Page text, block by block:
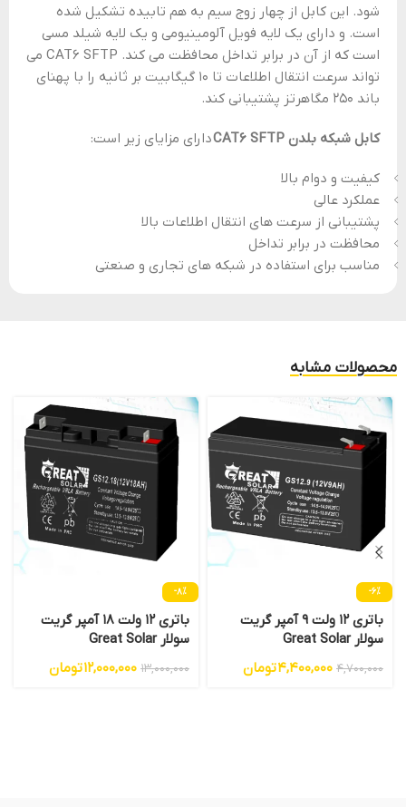
شود. این کابل از چهار زوج سیم به هم تابیده تشکیل شده
است. و دارای یک لایه فویل آلومینیومی و یک لایه شیلد مسی
است که از آن در برابر تداخل محافظت می کند. CAT6 SFTP می
تواند سرعت انتقال اطلاعات تا 10 گیگابیت بر ثانیه را با پهنای
باند 250 مگاهرتز پشتیبانی کند.
کابل شبکه بلدن CAT6 SFTP دارای مزایای زیر است:
کیفیت و دوام بالا
عملکرد عالی
پشتیبانی از سرعت های انتقال اطلاعات بالا
محافظت در برابر تداخل
مناسب برای استفاده در شبکه های تجاری و صنعتی
محصولات مشابه
-6%
باتری 12 ولت 9 آمپر گریت
سولار Great Solar
4,700,000
4,400,000تومان
-8%
باتری 12 ولت 18 آمپر گریت
سولار Great Solar
13,000,000
12,000,000تومان